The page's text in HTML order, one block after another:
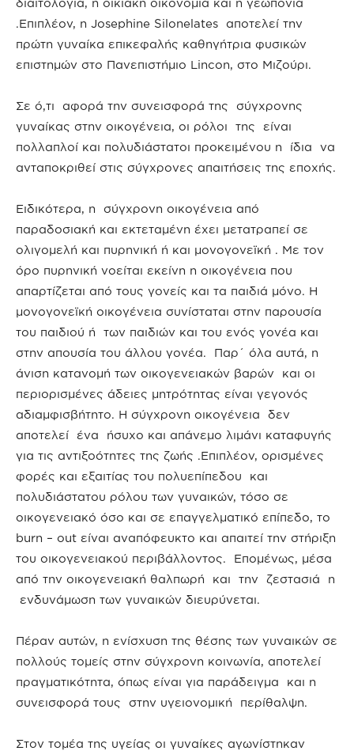
διαιτολογία, η οικιακή οικονομία και η γεωπονία
.Επιπλέον, η Josephine Silonelates αποτελεί την
πρώτη γυναίκα επικεφαλής καθηγήτρια φυσικών
επιστημών στο Πανεπιστήμιο Lincon, στο Μιζούρι.
Σε ό,τι αφορά την συνεισφορά της σύγχρονης
γυναίκας στην οικογένεια, οι ρόλοι της είναι
πολλαπλοί και πολυδιάστατοι προκειμένου η ίδια να
ανταποκριθεί στις σύγχρονες απαιτήσεις της εποχής.
Ειδικότερα, η σύγχρονη οικογένεια από
παραδοσιακή και εκτεταμένη έχει μετατραπεί σε
ολιγομελή και πυρηνική ή και μονογονεϊκή . Με τον
όρο πυρηνική νοείται εκείνη η οικογένεια που
απαρτίζεται από τους γονείς και τα παιδιά μόνο. Η
μονογονεϊκή οικογένεια συνίσταται στην παρουσία
του παιδιού ή των παιδιών και του ενός γονέα και
στην απουσία του άλλου γονέα. Παρ΄ όλα αυτά, η
άνιση κατανομή των οικογενειακών βαρών και οι
περιορισμένες άδειες μητρότητας είναι γεγονός
αδιαμφισβήτητο. Η σύγχρονη οικογένεια δεν
αποτελεί ένα ήσυχο και απάνεμο λιμάνι καταφυγής
για τις αντιξοότητες της ζωής .Επιπλέον, ορισμένες
φορές και εξαιτίας του πολυεπίπεδου και
πολυδιάστατου ρόλου των γυναικών, τόσο σε
οικογενειακό όσο και σε επαγγελματικό επίπεδο, το
burn – out είναι αναπόφευκτο και απαιτεί την στήριξη
του οικογενειακού περιβάλλοντος. Επομένως, μέσα
από την οικογενειακή θαλπωρή και την ζεστασιά η
ενδυνάμωση των γυναικών διευρύνεται.
Πέραν αυτών, η ενίσχυση της θέσης των γυναικών σε
πολλούς τομείς στην σύγχρονη κοινωνία, αποτελεί
πραγματικότητα, όπως είναι για παράδειγμα και η
συνεισφορά τους στην υγειονομική περίθαλψη.
Στον τομέα της υγείας οι γυναίκες αγωνίστηκαν